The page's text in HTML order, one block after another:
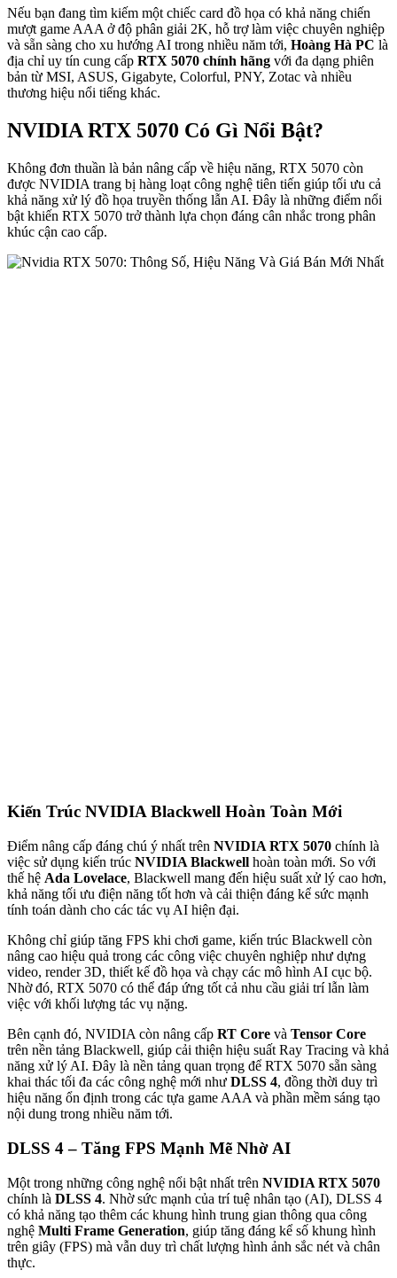
Nếu bạn đang tìm kiếm một chiếc card đồ họa có khả năng chiến
mượt game AAA ở độ phân giải 2K, hỗ trợ làm việc chuyên nghiệp
và sẵn sàng cho xu hướng AI trong nhiều năm tới, Hoàng Hà PC là
địa chỉ uy tín cung cấp RTX 5070 chính hãng với đa dạng phiên
bản từ MSI, ASUS, Gigabyte, Colorful, PNY, Zotac và nhiều
thương hiệu nổi tiếng khác.
NVIDIA RTX 5070 Có Gì Nổi Bật?
Không đơn thuần là bản nâng cấp về hiệu năng, RTX 5070 còn
được NVIDIA trang bị hàng loạt công nghệ tiên tiến giúp tối ưu cả
khả năng xử lý đồ họa truyền thống lẫn AI. Đây là những điểm nổi
bật khiến RTX 5070 trở thành lựa chọn đáng cân nhắc trong phân
khúc cận cao cấp.
Kiến Trúc NVIDIA Blackwell Hoàn Toàn Mới
Điểm nâng cấp đáng chú ý nhất trên NVIDIA RTX 5070 chính là
việc sử dụng kiến trúc NVIDIA Blackwell hoàn toàn mới. So với
thế hệ Ada Lovelace, Blackwell mang đến hiệu suất xử lý cao hơn,
khả năng tối ưu điện năng tốt hơn và cải thiện đáng kể sức mạnh
tính toán dành cho các tác vụ AI hiện đại.
Không chỉ giúp tăng FPS khi chơi game, kiến trúc Blackwell còn
nâng cao hiệu quả trong các công việc chuyên nghiệp như dựng
video, render 3D, thiết kế đồ họa và chạy các mô hình AI cục bộ.
Nhờ đó, RTX 5070 có thể đáp ứng tốt cả nhu cầu giải trí lẫn làm
việc với khối lượng tác vụ nặng.
Bên cạnh đó, NVIDIA còn nâng cấp RT Core và Tensor Core
trên nền tảng Blackwell, giúp cải thiện hiệu suất Ray Tracing và khả
năng xử lý AI. Đây là nền tảng quan trọng để RTX 5070 sẵn sàng
khai thác tối đa các công nghệ mới như DLSS 4, đồng thời duy trì
hiệu năng ổn định trong các tựa game AAA và phần mềm sáng tạo
nội dung trong nhiều năm tới.
DLSS 4 – Tăng FPS Mạnh Mẽ Nhờ AI
Một trong những công nghệ nổi bật nhất trên NVIDIA RTX 5070
chính là DLSS 4. Nhờ sức mạnh của trí tuệ nhân tạo (AI), DLSS 4
có khả năng tạo thêm các khung hình trung gian thông qua công
nghệ Multi Frame Generation, giúp tăng đáng kể số khung hình
trên giây (FPS) mà vẫn duy trì chất lượng hình ảnh sắc nét và chân
thực.